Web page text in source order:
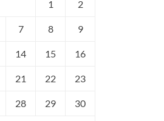
1 2
7 8 9
14 15 16
21 22 23
28 29 30